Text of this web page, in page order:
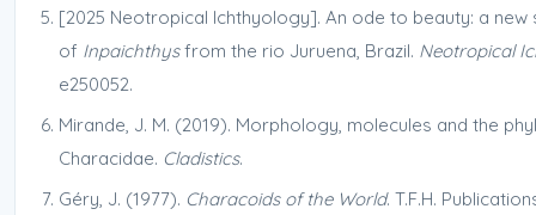
[2025 Neotropical Ichthyology]. An ode to beauty: a new
of Inpaichthysfrom the rio Juruena, Brazil. Neotropical
e250052.
Mirande, J. M. (2019). Morphology, molecules and the
Characidae. Cladistics.
Géry, J. (1977). Characoids of the World. T.F.H.